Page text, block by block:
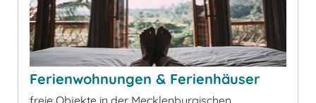
Ferienwohnungen & Ferienhäuser
freie Objekte in der Mecklenburgischen